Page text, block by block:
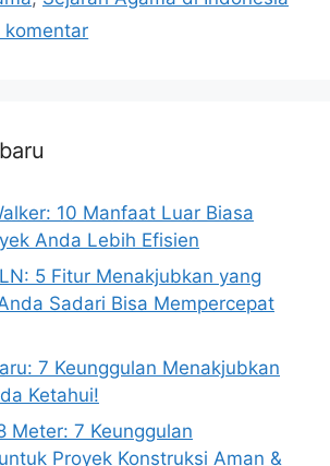
komentar
10 Manfaat Luar Biasa
Anda Lebih Efisien
5 Fitur Menakjubkan yang
Sadari Bisa Mempercepat
7 Keunggulan Menakjubkan
Ketahui!
Meter: 7 Keunggulan
Proyek Konstruksi Aman &